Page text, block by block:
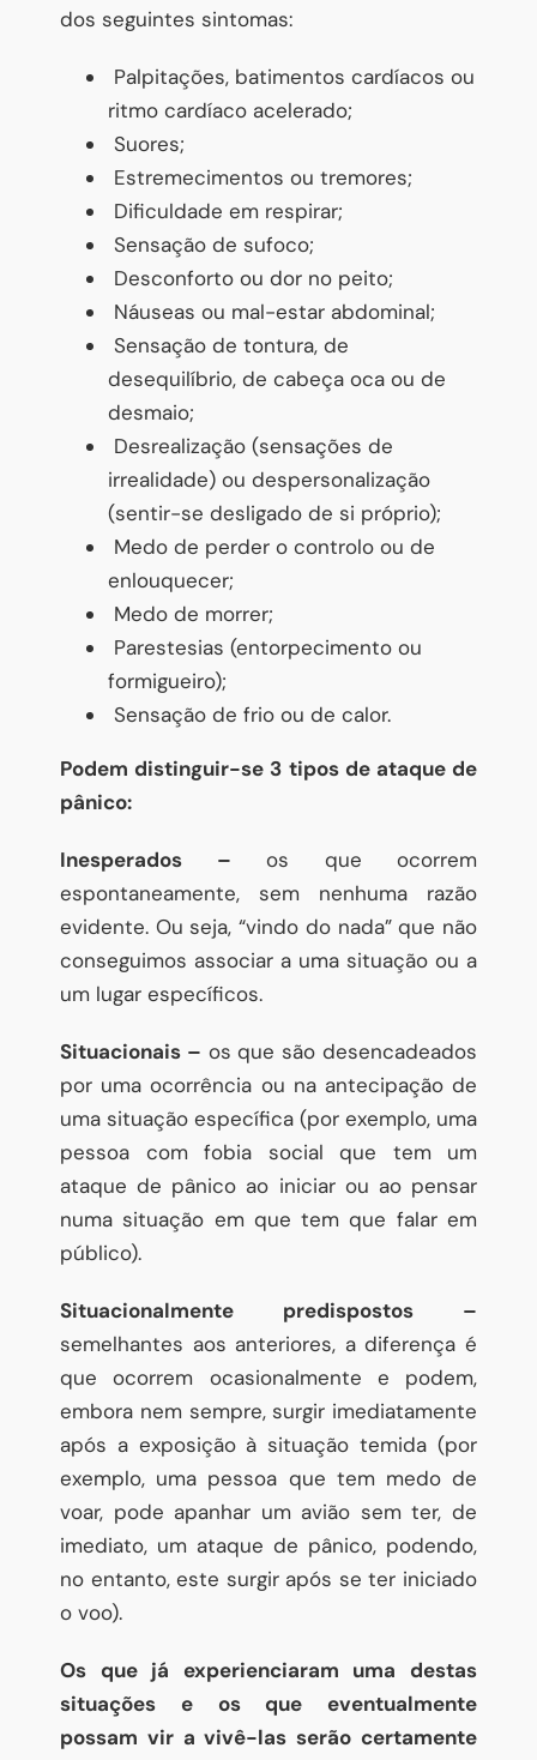
dos seguintes sintomas:
Palpitações, batimentos cardíacos ou
ritmo cardíaco acelerado;
Suores;
Estremecimentos ou tremores;
Dificuldade em respirar;
Sensação de sufoco;
Desconforto ou dor no peito;
Náuseas ou mal-estar abdominal;
Sensação de tontura, de
desequilíbrio, de cabeça oca ou de
desmaio;
Desrealização (sensações de
irrealidade) ou despersonalização
(sentir-se desligado de si próprio);
Medo de perder o controlo ou de
enlouquecer;
Medo de morrer;
Parestesias (entorpecimento ou
formigueiro);
Sensação de frio ou de calor.
Podem distinguir-se 3 tipos de ataque de
pânico:
Inesperados – os que ocorrem
espontaneamente, sem nenhuma razão
evidente. Ou seja, “vindo do nada” que não
conseguimos associar a uma situação ou a
um lugar específicos.
Situacionais – os que são desencadeados
por uma ocorrência ou na antecipação de
uma situação específica (por exemplo, uma
pessoa com fobia social que tem um
ataque de pânico ao iniciar ou ao pensar
numa situação em que tem que falar em
público).
Situacionalmente predispostos –
semelhantes aos anteriores, a diferença é
que ocorrem ocasionalmente e podem,
embora nem sempre, surgir imediatamente
após a exposição à situação temida (por
exemplo, uma pessoa que tem medo de
voar, pode apanhar um avião sem ter, de
imediato, um ataque de pânico, podendo,
no entanto, este surgir após se ter iniciado
o voo).
Os que já experienciaram uma destas
situações e os que eventualmente
possam vir a vivê-las serão certamente